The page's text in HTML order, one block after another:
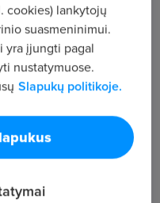
DI jam
ir kada
DI įrankį naudos.
darbuotojai
Ką daryti vadovui?
cookies) lankytojų
suasmeninimui.
yra įjungti pagal
nustatymuose.
Slapukų politikoje.